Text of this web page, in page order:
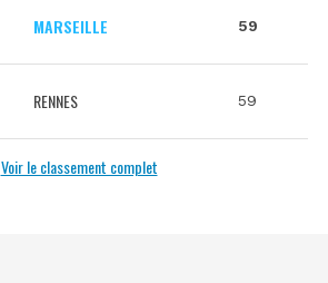
MARSEILLE 59
RENNES 59
Voir le classement complet